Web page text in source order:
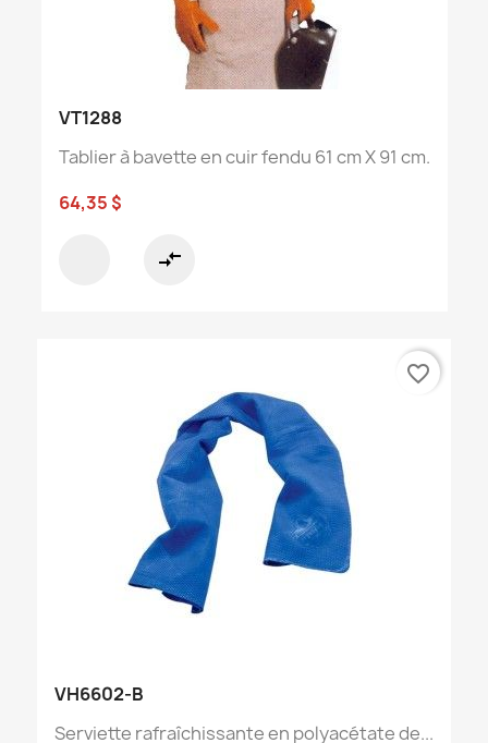
VT1288
Tablier à bavette en cuir fendu 61 cm X 91 cm.
64,35 $
compare_arrows
VH6602-B
Serviette rafraîchissante en polyacétate de...
favorite_border